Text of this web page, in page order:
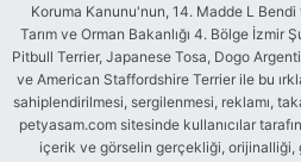
Koruma Kanunu'nun, 14. Madde L Bendi
Tarım ve Orman Bakanlığı 4. Bölge İzmir
Pitbull Terrier, Japanese Tosa, Dogo
ve American Staffordshire Terrier ile bu
sahiplendirilmesi, sergilenmesi, reklamı,
petyasam.com sitesinde kullanıcılar
içerik ve görselin gerçekliği,